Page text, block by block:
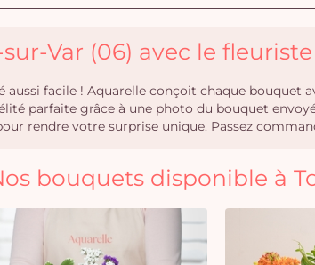
Var (06) avec le
aussi facile ! Aquarelle conçoit chaque
parfaite grâce à une photo du bouquet
rendre votre surprise unique. Passez
bouquets disponible à